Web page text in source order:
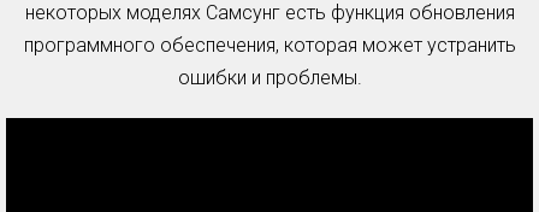
некоторых моделях Самсунг есть функция обновления
программного обеспечения, которая может устранить
ошибки и проблемы.